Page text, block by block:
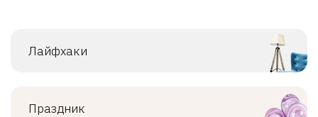
Лайфхаки
Праздник